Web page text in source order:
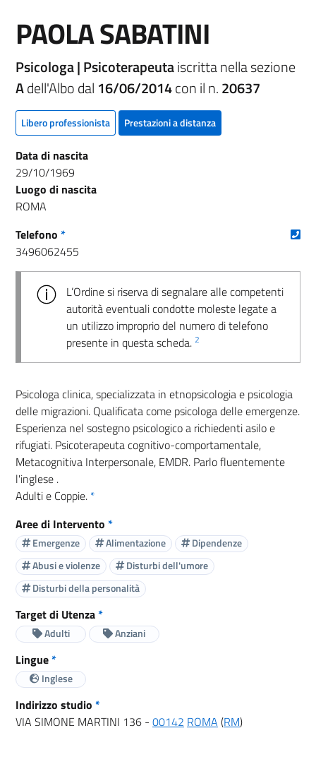
PAOLA SABATINI
Psicologa | Psicoterapeutaiscritta nella sezione
Adell'Albo dal 16/06/2014con il n.20637
Libero professionista Prestazioni a distanza
Data di nascita
29/10/1969
Luogo di nascita
ROMA
Telefono *
3496062455
L’Ordine si riserva di segnalare alle competenti
autorità eventuali condotte moleste legate a
un utilizzo improprio del numero di telefono
presente in questa scheda. 2
Psicologa clinica, specializzata in etnopsicologia e psicologia
delle migrazioni. Qualificata come psicologa delle emergenze.
Esperienza nel sostegno psicologico a richiedenti asilo e
rifugiati. Psicoterapeuta cognitivo-comportamentale,
Metacognitiva Interpersonale, EMDR. Parlo fluentemente
l'inglese .
Adulti e Coppie. *
Aree di Intervento *
Emergenze Alimentazione
Dipendenze
Abusi e violenze
Disturbi dell'umore
Disturbi della personalità
Target di Utenza*
Adulti Anziani
Lingue*
Inglese
Indirizzo studio *
VIA SIMONE MARTINI 136 - 00142 ROMA (RM)